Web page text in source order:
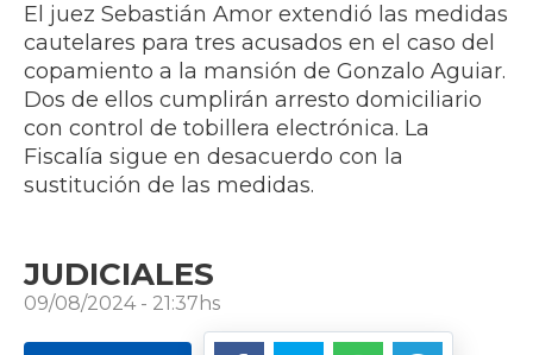
El juez Sebastián Amor extendió las medidas
cautelares para tres acusados en el caso del
copamiento a la mansión de Gonzalo Aguiar.
Dos de ellos cumplirán arresto domiciliario
con control de tobillera electrónica. La
Fiscalía sigue en desacuerdo con la
sustitución de las medidas.
JUDICIALES
09/08/2024 - 21:37hs